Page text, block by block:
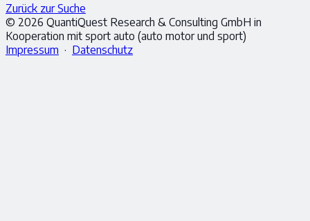
Zurück zur Suche
© 2026 QuantiQuest Research & Consulting GmbH in
Kooperation mit sport auto (auto motor und sport)
Impressum · Datenschutz